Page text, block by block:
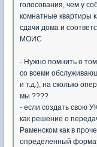
голосования, чем у
комнатные квартиры
сдачи дома и
МОИС
- Нужно помнить о
со всеми
и т.д.), на сколько
мы ????
- если создать свою
как решение о
Раменском как в
определенный